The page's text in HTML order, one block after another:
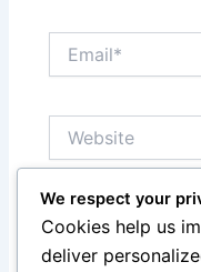
Save my name,
for the next time I
We respect your
Cookies help us
deliver